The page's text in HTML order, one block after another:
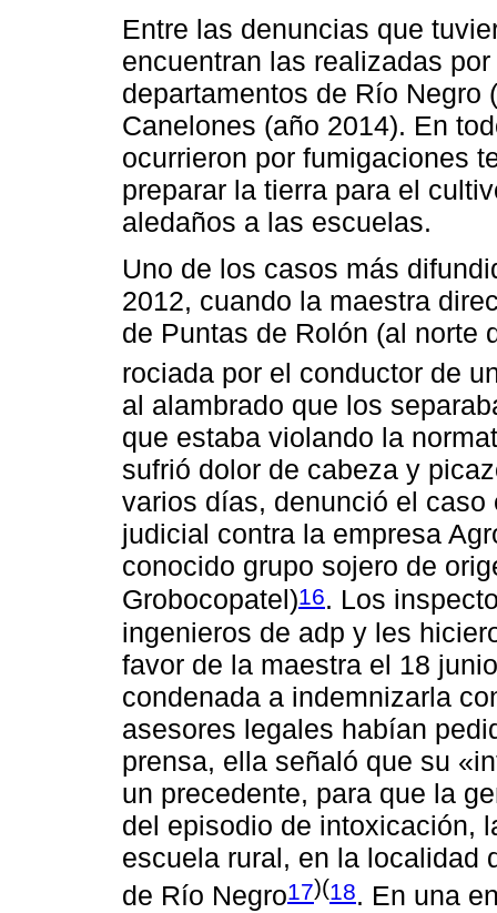
Entre las denuncias que
encuentran las realizadas
departamentos de Río Negro
Canelones (año 2014). En
ocurrieron por fumigaciones
preparar la tierra para el
aledaños a las escuelas.
Uno de los casos más
2012, cuando la maestra
de Puntas de Rolón (al norte
rociada por el conductor de
al alambrado que los
que estaba violando la
sufrió dolor de cabeza y
varios días, denunció el
judicial contra la empresa
conocido grupo sojero de
Grobocopatel)16. Los
ingenieros de adp y les
favor de la maestra el 18
condenada a indemnizarla
asesores legales habían
prensa, ella señaló que su
un precedente, para que la
del episodio de intoxicación,
escuela rural, en la localidad
de Río Negro17)(18. En una